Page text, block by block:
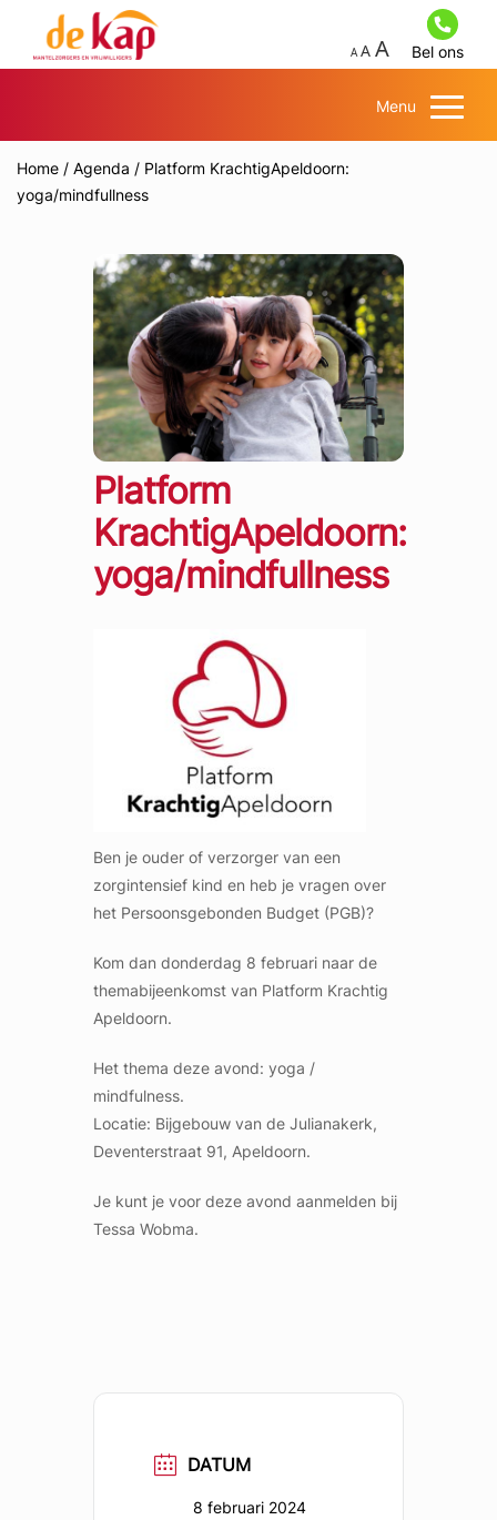
Bel ons
Menu
Home / Agenda / Platform KrachtigApeldoorn:
yoga/mindfullness
Platform
KrachtigApeldoorn:
yoga/mindfullness
Ben je ouder of verzorger van een
zorgintensief kind en heb je vragen over
het Persoonsgebonden Budget (PGB)?
Kom dan donderdag 8 februari naar de
themabijeenkomst van Platform Krachtig
Apeldoorn.
Het thema deze avond: yoga /
mindfulness.
Locatie: Bijgebouw van de Julianakerk,
Deventerstraat 91, Apeldoorn.
Je kunt je voor deze avond aanmelden bij
Tessa Wobma.
DATUM
8 februari 2024